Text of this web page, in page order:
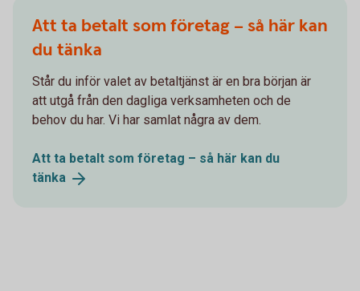
Att ta betalt som företag – så här kan
du tänka
Står du inför valet av betaltjänst är en bra början är
att utgå från den dagliga verksamheten och de
behov du har. Vi har samlat några av dem.
Att ta betalt som företag – så här kan du
tänka